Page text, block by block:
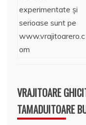
VRAJITOARE
TAMADUITOARE